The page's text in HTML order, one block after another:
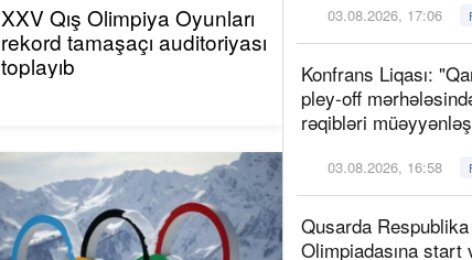
XXV Qış Olimpiya Oyunları
rekord tamaşaçı auditoriyası
toplayıb
03.08.2026, 17:06
Konfrans Liqası:
pley-off
rəqibləri
03.08.2026, 16:58
Qusarda
Olimpiadasına start